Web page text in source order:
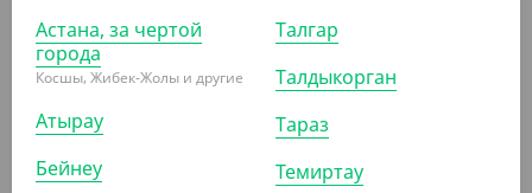
АРТ. 4300423
Астана, за чертой
города
Косшы, Жибек-Жолы и другие
Атырау
Бейнеу
Талгар
Талдыкорган
Тараз
Темиртау